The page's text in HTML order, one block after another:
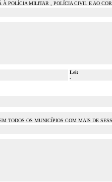
POLÍCIA MILITAR , POLÍCIA CIVIL E AO
Lei:
-
TODOS OS MUNICÍPIOS COM MAIS DE